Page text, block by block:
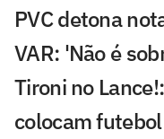
PVC detona
VAR: 'Não é
Tironi no
colocam